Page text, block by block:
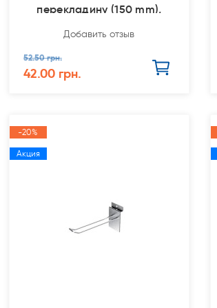
перекладину (150 mm),
Добавить отзыв
52.50 грн.
42.00 грн.
-20%
Акция